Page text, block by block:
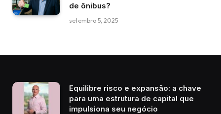
de ônibus?
setembro 5, 2025
Equilibre risco e expansão: a chave
para uma estrutura de capital que
impulsiona seu negócio